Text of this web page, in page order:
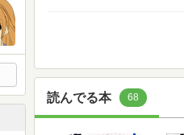
読んでる本 68